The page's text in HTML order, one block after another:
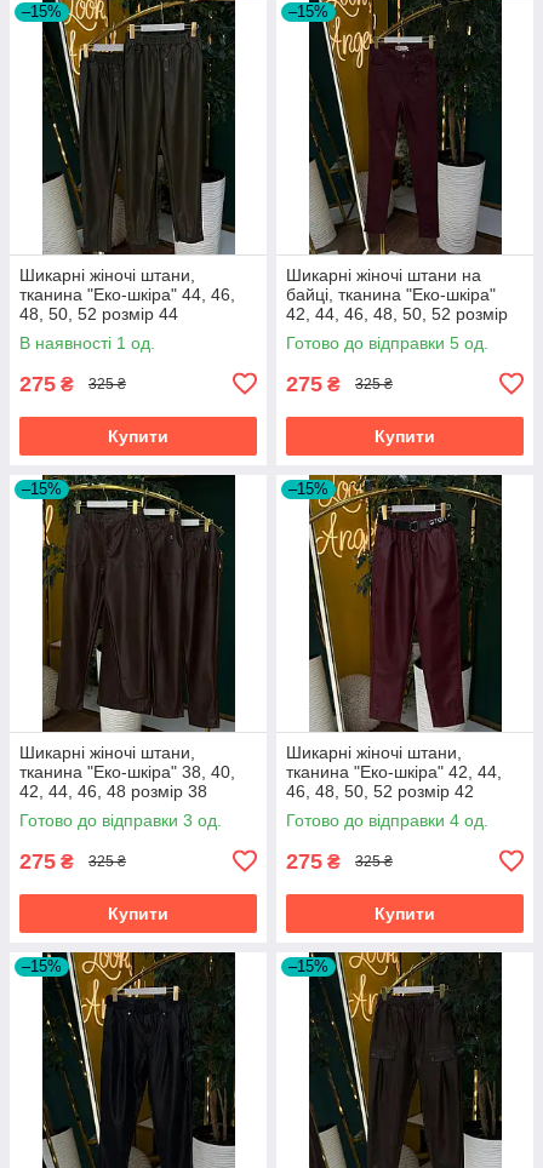
–15%
Шикарні жіночі штани,
тканина "Еко-шкіра" 44, 46,
48, 50, 52 розмір 44
В наявності 1 од.
275 ₴ 325 ₴
Купити
–15%
Шикарні жіночі штани на
байці, тканина "Еко-шкіра"
42, 44, 46, 48, 50, 52 розмір
42
Готово до відправки 5 од.
275 ₴ 325 ₴
Купити
–15%
Шикарні жіночі штани,
тканина "Еко-шкіра" 38, 40,
42, 44, 46, 48 розмір 38
Готово до відправки 3 од.
275 ₴ 325 ₴
Купити
–15%
Шикарні жіночі штани,
тканина "Еко-шкіра" 42, 44,
46, 48, 50, 52 розмір 42
Готово до відправки 4 од.
275 ₴ 325 ₴
Купити
–15% –15%